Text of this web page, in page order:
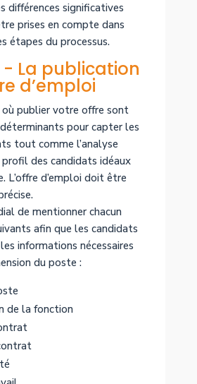
différences significatives
prises en compte dans
étapes du processus.
- La publication
d’emploi
publier votre offre sont
pour capter les
tout comme l’analyse
des candidats idéaux
L’offre d’emploi doit être
de mentionner chacun
afin que les candidats
informations nécessaires
du poste :
de la fonction